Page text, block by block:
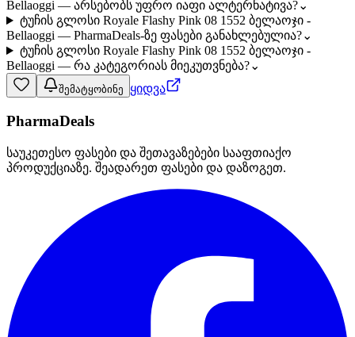
Bellaoggi — არსებობს უფრო იაფი ალტერნატივა?⌄
ტუჩის გლოსი Royale Flashy Pink 08 1552 ბელაოჯი -
Bellaoggi — PharmaDeals-ზე ფასები განახლებულია?⌄
ტუჩის გლოსი Royale Flashy Pink 08 1552 ბელაოჯი -
Bellaoggi — რა კატეგორიას მიეკუთვნება?⌄
შემატყობინე ყიდვა
PharmaDeals
საუკეთესო ფასები და შეთავაზებები სააფთიაქო
პროდუქციაზე. შეადარეთ ფასები და დაზოგეთ.